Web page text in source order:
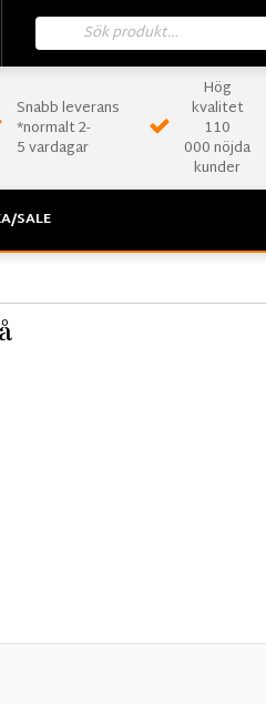
Snabb leverans
*normalt 2-
5 vardagar
Hög
kvalitet
110
000 nöjda
kunder
SALE